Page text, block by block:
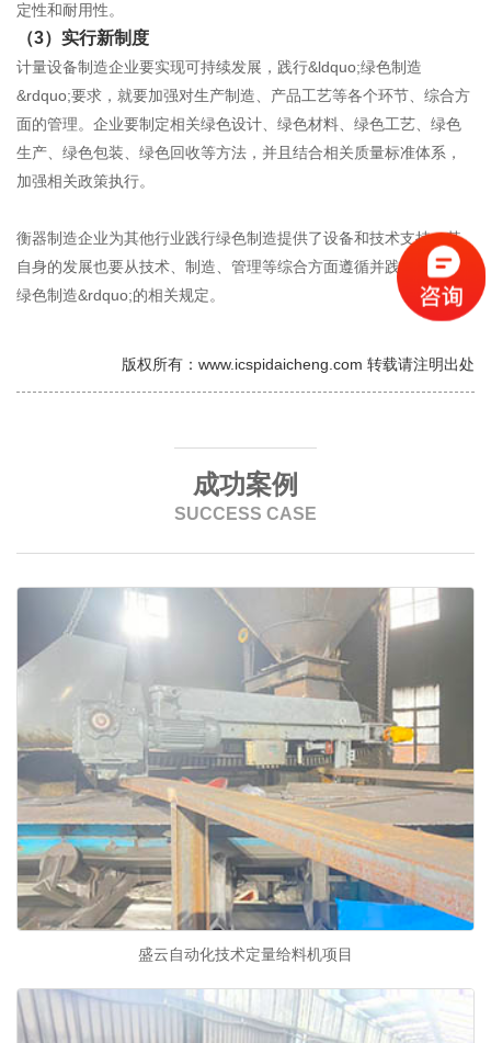
定性和耐用性。
（3） 实行新制度
计量设备制造企业要实现可持续发展，践行&ldquo;绿色制造
&rdquo;要求，就要加强对生产制造、产品工艺等各个环节、综合方
面的管理。企业要制定相关绿色设计、绿色材料、绿色工艺、绿色
生产、绿色包装、绿色回收等方法，并且结合相关质量标准体系，
加强相关政策执行。
衡器制造企业为其他行业践行绿色制造提供了设备和技术支持，其
自身的发展也要从技术、制造、管理等综合方面遵循并践行&ldquo;
绿色制造&rdquo;的相关规定。
版权所有：www.icspidaicheng.com 转载请注明出处
成功案例
SUCCESS CASE
盛云自动化技术定量给料机项目